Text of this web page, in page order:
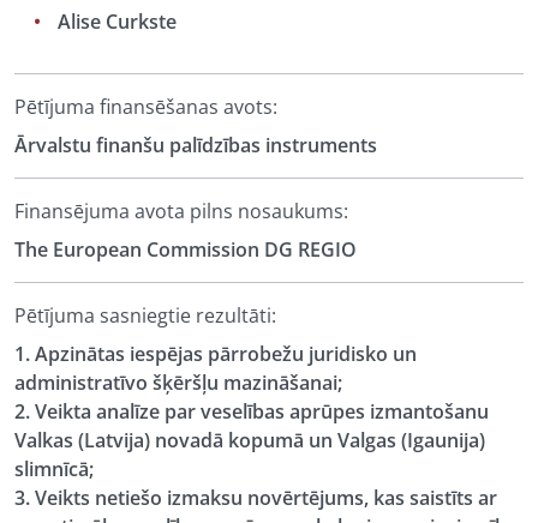
Alise Curkste
Pētījuma finansēšanas avots:
Ārvalstu finanšu palīdzības instruments
Finansējuma avota pilns nosaukums:
The European Commission DG REGIO
Pētījuma sasniegtie rezultāti:
1. Apzinātas iespējas pārrobežu juridisko un
administratīvo šķēršļu mazināšanai;
2. Veikta analīze par veselības aprūpes izmantošanu
Valkas (Latvija) novadā kopumā un Valgas (Igaunija)
slimnīcā;
3. Veikts netiešo izmaksu novērtējums, kas saistīts ar